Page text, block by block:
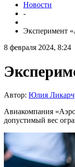
Новости
-
Эксперимент
8 февраля 2024, 8:24
Автор: Юлия
Авиакомпания
допустимый вес